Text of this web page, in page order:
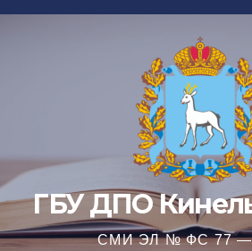
Перейти
ГБУ ДПО
СМИ ЭЛ № ФС 77 —